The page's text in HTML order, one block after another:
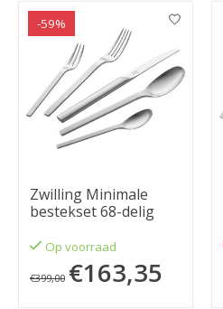
Items van productcarrousel
-59%
Zwilling Minimale
bestekset 68-delig
Op voorraad
€399,00 €163,35